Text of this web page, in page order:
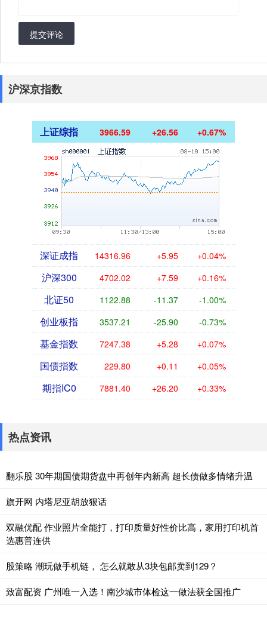
提交评论
沪深京指数
上证综指 3966.59 +26.56 +0.67%
深证成指 14316.96 +5.95 +0.04%
沪深300 4702.02 +7.59 +0.16%
北证50 1122.88 -11.37 -1.00%
创业板指 3537.21 -25.90 -0.73%
基金指数 7247.38 +5.28 +0.07%
国债指数 229.80 +0.11 +0.05%
期指IC0 7881.40 +26.20 +0.33%
热点资讯
翻乐股 30年期国债期货盘中再创年内新高 超长债做多情绪升温
旗开网 内塔尼亚胡放狠话
双融优配 作业照片全能打，打印质量好性价比高，家用打印机首
选惠普连供
股策略 潮玩做手机链， 怎么就敢从3块包邮卖到129？
致富配资 广州唯一入选！南沙城市体检这一做法获全国推广